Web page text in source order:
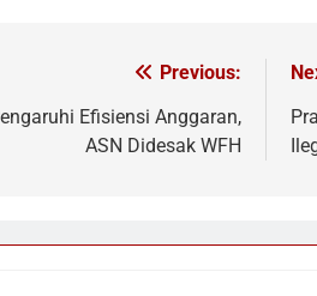
Previous:
Efisiensi Anggaran,
ASN Didesak WFH